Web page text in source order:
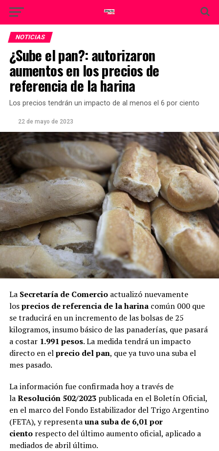
NOTICIAS
¿Sube el pan?: autorizaron
aumentos en los precios de
referencia de la harina
Los precios tendrán un impacto de al menos el 6 por ciento
22 de mayo de 2023
La Secretaría de Comercioactualizó nuevamente
losprecios de referencia de la harinacomún 000 que
se traducirá en un incremento de las bolsas de 25
kilogramos, insumo básico de las panaderías, que pasará
a costar 1.991 pesos. La medida tendrá un impacto
directo en elprecio del pan, que ya tuvo una suba el
mes pasado.
La información fue confirmada hoy a través de
laResolución 502/2023publicada en el Boletín Oficial,
en el marco del Fondo Estabilizador del Trigo Argentino
(FETA), y representauna suba de 6,01 por
cientorespecto del último aumento oficial, aplicado a
mediados de abril último.